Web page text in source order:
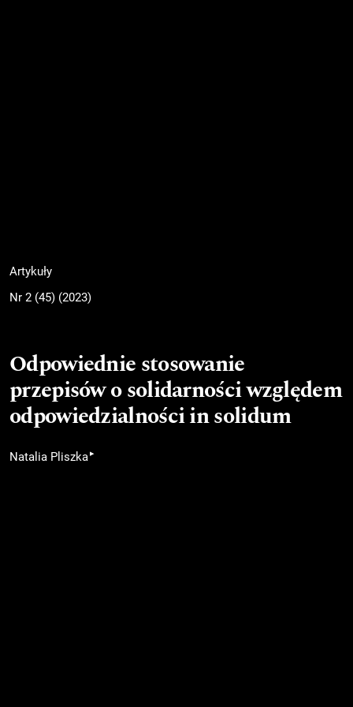
Artykuły
Nr 2 (45) (2023)
Odpowiednie stosowanie
przepisów o solidarności względem
odpowiedzialności in solidum
Natalia Pliszka▸